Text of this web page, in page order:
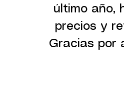
último año,
precios y
Gracias por